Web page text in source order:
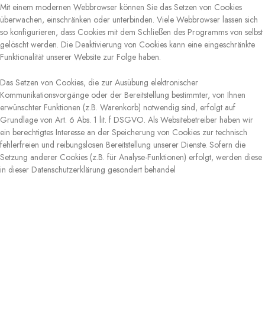
Mit einem modernen Webbrowser können Sie das Setzen von Cookies
überwachen, einschränken oder unterbinden. Viele Webbrowser lassen sich
so konfigurieren, dass Cookies mit dem Schließen des Programms von selbst
gelöscht werden. Die Deaktivierung von Cookies kann eine eingeschränkte
Funktionalität unserer Website zur Folge haben.
Das Setzen von Cookies, die zur Ausübung elektronischer
Kommunikationsvorgänge oder der Bereitstellung bestimmter, von Ihnen
erwünschter Funktionen (z.B. Warenkorb) notwendig sind, erfolgt auf
Grundlage von Art. 6 Abs. 1 lit. f DSGVO. Als Websitebetreiber haben wir
ein berechtigtes Interesse an der Speicherung von Cookies zur technisch
fehlerfreien und reibungslosen Bereitstellung unserer Dienste. Sofern die
Setzung anderer Cookies (z.B. für Analyse-Funktionen) erfolgt, werden diese
in dieser Datenschutzerklärung gesondert behandel